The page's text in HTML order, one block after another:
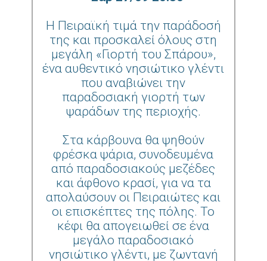
Η Πειραϊκή τιμά την παράδοσή
της και προσκαλεί όλους στη
μεγάλη «Γιορτή του Σπάρου»,
ένα αυθεντικό νησιώτικο γλέντι
που αναβιώνει την
παραδοσιακή γιορτή των
ψαράδων της περιοχής.
Στα κάρβουνα θα ψηθούν
φρέσκα ψάρια, συνοδευμένα
από παραδοσιακούς μεζέδες
και άφθονο κρασί, για να τα
απολαύσουν οι Πειραιώτες και
οι επισκέπτες της πόλης. Το
κέφι θα απογειωθεί σε ένα
μεγάλο παραδοσιακό
νησιώτικο γλέντι, με ζωντανή